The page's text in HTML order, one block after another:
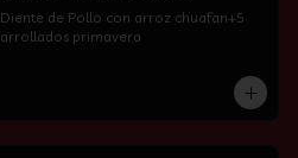
primavera
Diente de Pollo con arroz chuafan+5
arrollados primavera